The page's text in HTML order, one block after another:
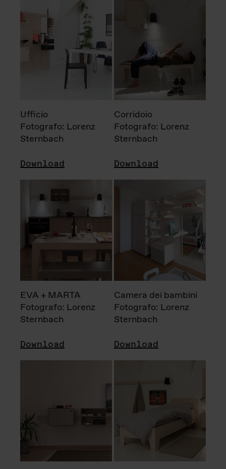
Ufficio
Fotografo: Lorenz
Sternbach
Download
Corridoio
Fotografo: Lorenz
Sternbach
Download
EVA + MARTA
Fotografo: Lorenz
Sternbach
Download
Camera dei bambini
Fotografo: Lorenz
Sternbach
Download